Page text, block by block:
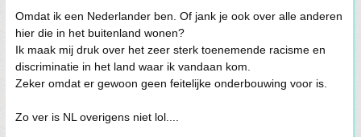
Omdat ik een Nederlander ben. Of jank je ook over alle anderen
hier die in het buitenland wonen?
Ik maak mij druk over het zeer sterk toenemende racisme en
discriminatie in het land waar ik vandaan kom.
Zeker omdat er gewoon geen feitelijke onderbouwing voor is.
Zo ver is NL overigens niet lol....